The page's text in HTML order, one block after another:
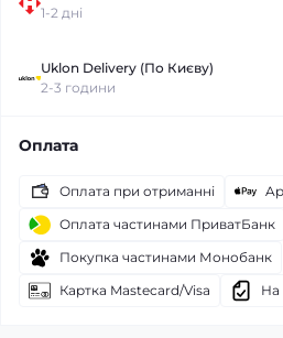
1-2 дні
Uklon Delivery (По Києву)
2-3 години
Оплата
Оплата при отриманні
Оплата частинами ПриватБанк
Покупка частинами Монобанк
Картка Mastecard/Visa
На